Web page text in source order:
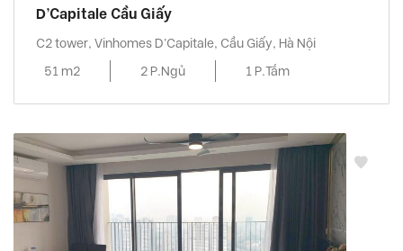
D’Capitale Cầu Giấy
C2 tower, Vinhomes D'Capitale, Cầu Giấy, Hà Nội
51 m2
2 P.Ngủ 1 P.Tắm